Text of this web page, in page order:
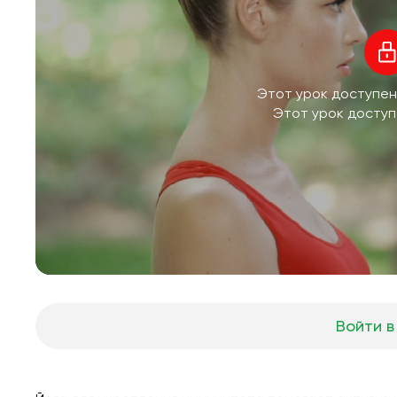
Этот урок
Этот урок
Войти